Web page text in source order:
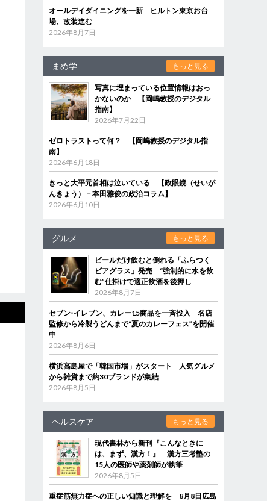
オールデイダイニングを一新 ヒルトン東京お台
場、改装進む
2026年8月7日
まめ学 もっと見る
写真に埋まっている位置情報はおっ
かないのか 【岡嶋教授のデジタル
指南】
2026年7月22日
ゼロトラストって何？ 【岡嶋教授のデジタル指
南】
2026年6月18日
きっと大平元首相は泣いている 【政眼鏡（せいが
んきょう）－本田雅俊の政治コラム】
2026年6月10日
グルメ もっと見る
ビールだけ飲むと倒れる「ふらつく
ビアグラス」発売 “強制的に水を飲
む”仕掛けで適正飲酒を後押し
2026年8月7日
セブン‐イレブン、カレー15商品を一斉投入 名店
監修から冷製うどんまで“夏のカレーフェス”を開催
中
2026年8月6日
横浜高島屋で「韓国市場」がスタート 人気グルメ
から雑貨まで約30ブランドが集結
2026年8月5日
ヘルスケア もっと見る
現代書林から新刊『こんなときに
は、まず、漢方！』 漢方三考塾の
15人の医師や薬剤師が執筆
2026年8月5日
重症筋無力症への正しい知識と理解を 8月8日広島